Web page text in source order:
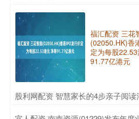
福汇配资 三花
(02050.HK)香
定为每股
91.77亿港元
股利网配资 智慧家长的4步亲子阅读